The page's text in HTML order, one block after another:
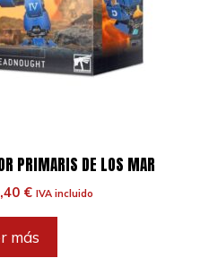
PRIMARIS DE LOS MAR
€El
es:
IVA incluido
más